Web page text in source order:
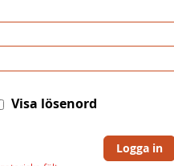
Visa lösenord
Logga in